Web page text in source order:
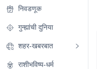
निवडणूक
गुन्ह्यांची दुनिया
शहर-खबरबात
राशीभविष्य-धर्म